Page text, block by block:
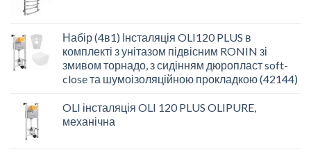
Набір (4в1) Інсталяція OLI120 PLUS в
комплекті з унітазом підвісним RONIN зі
змивом торнадо, з сидінням дюропласт soft-
close та шумоізоляційною прокладкою (42144)
OLI інсталяція OLI 120 PLUS OLIPURE,
механічна